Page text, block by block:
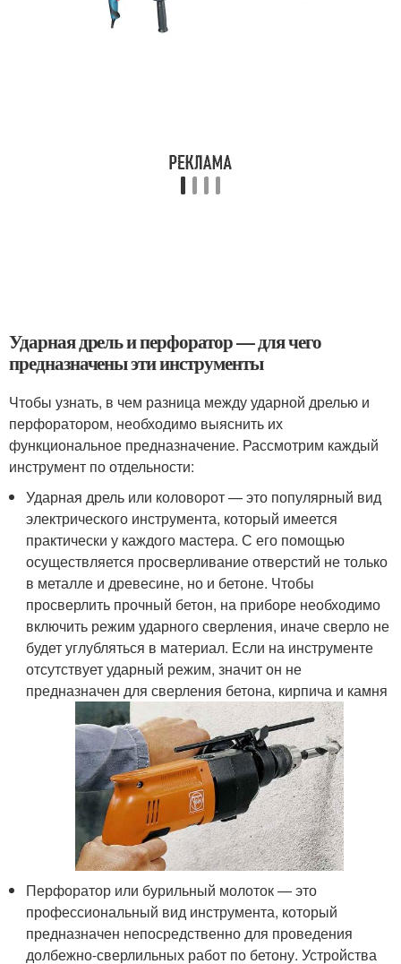
Ударная дрель и перфоратор — для чего
предназначены эти инструменты
Чтобы узнать, в чем разница между ударной дрелью и
перфоратором, необходимо выяснить их
функциональное предназначение. Рассмотрим каждый
инструмент по отдельности:
Ударная дрель или коловорот — это популярный вид
электрического инструмента, который имеется
практически у каждого мастера. С его помощью
осуществляется просверливание отверстий не только
в металле и древесине, но и бетоне. Чтобы
просверлить прочный бетон, на приборе необходимо
включить режим ударного сверления, иначе сверло не
будет углубляться в материал. Если на инструменте
отсутствует ударный режим, значит он не
предназначен для сверления бетона, кирпича и камня
Перфоратор или бурильный молоток — это
профессиональный вид инструмента, который
предназначен непосредственно для проведения
долбежно-сверлильных работ по бетону. Устройства